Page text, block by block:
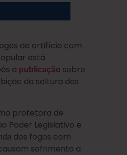
de artifício com
está
a publicação sobre
da soltura dos
protetora de
Poder Legislativo e
dos fogos com
sofrimento a